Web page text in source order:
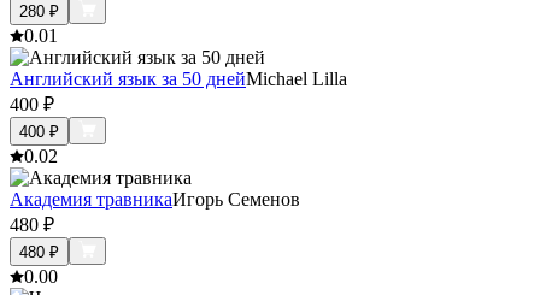
280 ₽
0.01
Английский язык за 50 днейMichael Lilla
400 ₽
400 ₽
0.02
Академия травникаИгорь Семенов
480 ₽
480 ₽
0.00